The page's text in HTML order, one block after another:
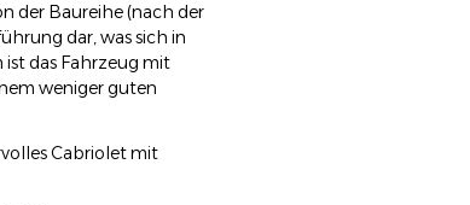
der Baureihe (nach der
dar, was sich in
das Fahrzeug mit
weniger guten
Cabriolet mit